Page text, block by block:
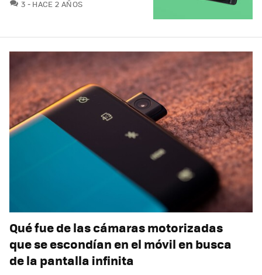
3 COMENTARIOS
HACE 2 AÑOS
Qué fue de las cámaras motorizadas
que se escondían en el móvil en busca
de la pantalla infinita